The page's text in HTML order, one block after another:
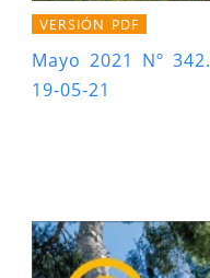
VERSIÓN PDF
Mayo 2021 Nº 342.
19-05-21